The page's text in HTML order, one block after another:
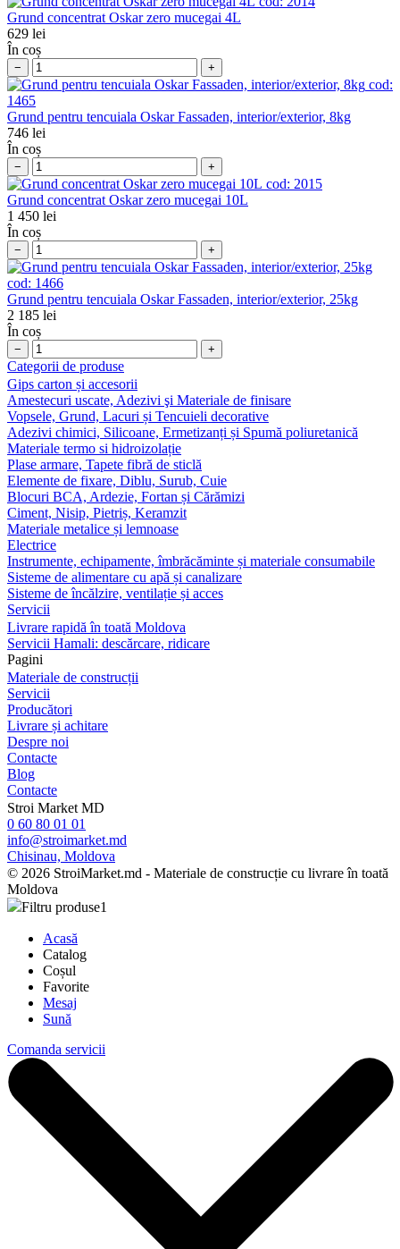
Grund concentrat Oskar zero mucegai 4L
629 lei
În coș
− +
cod:
1465
Grund pentru tencuiala Oskar Fassaden, interior/exterior, 8kg
746 lei
În coș
− +
cod: 2015
Grund concentrat Oskar zero mucegai 10L
1 450 lei
În coș
− +
cod: 1466
Grund pentru tencuiala Oskar Fassaden, interior/exterior, 25kg
2 185 lei
În coș
− +
Categorii de produse
Gips carton și accesorii
Amestecuri uscate, Adezivi şi Materiale de finisare
Vopsele, Grund, Lacuri și Tencuieli decorative
Adezivi chimici, Silicoane, Ermetizanți și Spumă poliuretanică
Materiale termo si hidroizolație
Plase armare, Tapete fibră de sticlă
Elemente de fixare, Diblu, Surub, Cuie
Blocuri BCA, Ardezie, Fortan și Cărămizi
Ciment, Nisip, Pietriș, Keramzit
Materiale metalice și lemnoase
Electrice
Instrumente, echipamente, îmbrăcăminte și materiale consumabile
Sisteme de alimentare cu apă și canalizare
Sisteme de încălzire, ventilație și acces
Servicii
Livrare rapidă în toată Moldova
Servicii Hamali: descărcare, ridicare
Pagini
Materiale de construcții
Servicii
Producători
Livrare și achitare
Despre noi
Contacte
Blog
Contacte
Stroi Market MD
0 60 80 01 01
info@stroimarket.md
Chisinau, Moldova
© 2026 StroiMarket.md - Materiale de construcție cu livrare în toată
Moldova
Filtru produse1
Acasă
Catalog
Coșul
Favorite
Mesaj
Sună
Comanda servicii